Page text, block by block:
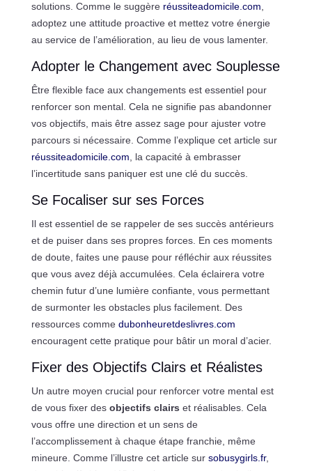
solutions. Comme le suggère réussiteadomicile.com
adoptez une attitude proactive et mettez votre énergie
au service de l’amélioration, au lieu de vous lamenter.
Adopter le Changement avec Souplesse
Être flexible face aux changements est essentiel pour
renforcer son mental. Cela ne signifie pas abandonner
vos objectifs, mais être assez sage pour ajuster votre
parcours si nécessaire. Comme l’explique cet article sur
réussiteadomicile.com , la capacité à embrasser
l’incertitude sans paniquer est une clé du succès.
Se Focaliser sur ses Forces
Il est essentiel de se rappeler de ses succès antérieurs
et de puiser dans ses propres forces. En ces moments
de doute, faites une pause pour réfléchir aux réussites
que vous avez déjà accumulées. Cela éclairera votre
chemin futur d’une lumière confiante, vous permettant
de surmonter les obstacles plus facilement. Des
ressources comme dubonheuretdeslivres.com
encouragent cette pratique pour bâtir un moral d’acier.
Fixer des Objectifs Clairs et Réalistes
Un autre moyen crucial pour renforcer votre mental est
de vous fixer des objectifs clairs et réalisables. Cela
vous offre une direction et un sens de
l’accomplissement à chaque étape franchie, même
mineure. Comme l’illustre cet article sur sobusygirls.fr,